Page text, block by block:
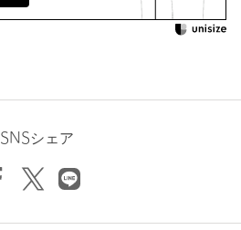
返品等について
SNSシェア